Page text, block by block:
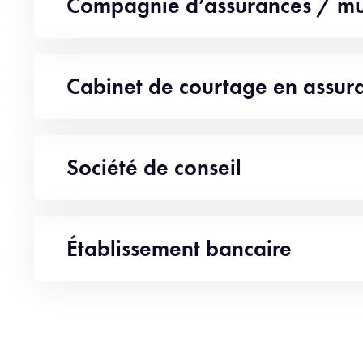
Cabinet de courtage en
Société de conseil
Établissement bancaire